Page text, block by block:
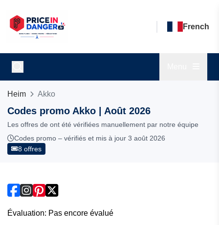
French
Heim Akko
Codes promo Akko | Août 2026
Les offres de ont été vérifiées manuellement par notre équipe
Codes promo – vérifiés et mis à jour 3 août 2026
8 offres
Évaluation: Pas encore évalué